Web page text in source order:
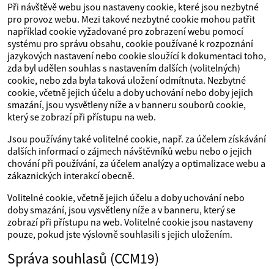
Při návštěvě webu jsou nastaveny cookie, které jsou nezbytné
pro provoz webu. Mezi takové nezbytné cookie mohou patřit
například cookie vyžadované pro zobrazení webu pomocí
systému pro správu obsahu, cookie používané k rozpoznání
jazykových nastavení nebo cookie sloužící k dokumentaci toho,
zda byl udělen souhlas s nastavením dalších (volitelných)
cookie, nebo zda byla taková uložení odmítnuta. Nezbytné
cookie, včetně jejich účelu a doby uchování nebo doby jejich
smazání, jsou vysvětleny níže a v banneru souborů cookie,
který se zobrazí při přístupu na web.
Jsou používány také volitelné cookie, např. za účelem získávání
dalších informací o zájmech návštěvníků webu nebo o jejich
chování při používání, za účelem analýzy a optimalizace webu a
zákaznických interakcí obecně.
Volitelné cookie, včetně jejich účelu a doby uchování nebo
doby smazání, jsou vysvětleny níže a v banneru, který se
zobrazí při přístupu na web. Volitelné cookie jsou nastaveny
pouze, pokud jste výslovně souhlasili s jejich uložením.
Správa souhlasů (CCM19)